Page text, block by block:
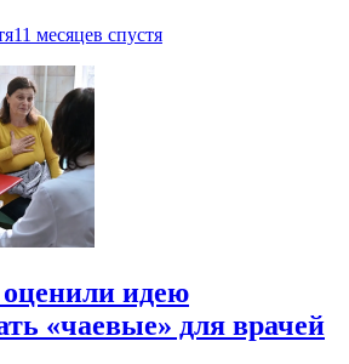
11 месяцев спустя
идею
«чаевые» для врачей